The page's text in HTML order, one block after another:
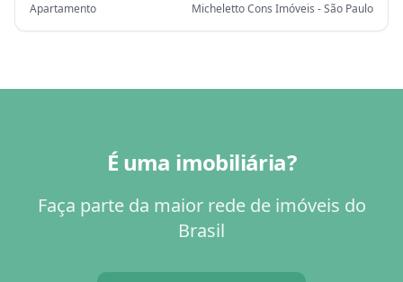
Apartamento Micheletto Cons Imóveis - São Paulo
É uma imobiliária?
Faça parte da maior rede de imóveis do
Brasil